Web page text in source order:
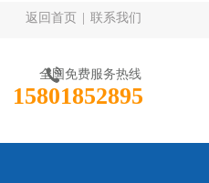
返回首页 联系我们
全国免费服务热线
15801852895